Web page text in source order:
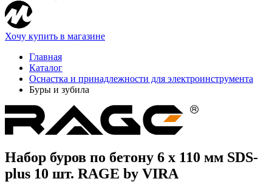
Хочу купить в магазине
Главная
Каталог
Оснастка и принадлежности для электроинструмента
Буры и зубила
Набор буров по бетону 6 х 110 мм SDS-
plus 10 шт. RAGE by VIRA